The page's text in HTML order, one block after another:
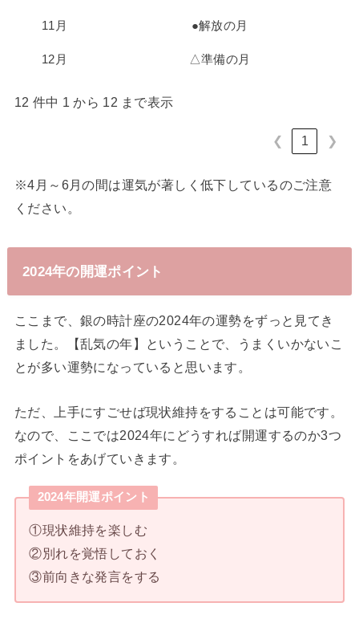
11月 ●解放の月
12月 △準備の月
12 件中 1 から 12 まで表示
❮ 1 ❯
※4月～6月の間は運気が著しく低下しているのご注意
ください。
2024年の開運ポイント
ここまで、銀の時計座の2024年の運勢をずっと見てき
ました。【乱気の年】ということで、うまくいかないこ
とが多い運勢になっていると思います。
ただ、上手にすごせば現状維持をすることは可能です。
なので、ここでは2024年にどうすれば開運するのか3つ
ポイントをあげていきます。
2024年開運ポイント
①現状維持を楽しむ
②別れを覚悟しておく
③前向きな発言をする